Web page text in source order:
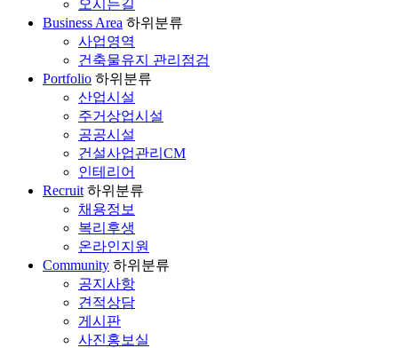
오시는길
Business Area 하위분류
사업영역
건축물유지 관리점검
Portfolio 하위분류
산업시설
주거상업시설
공공시설
건설사업관리CM
인테리어
Recruit 하위분류
채용정보
복리후생
온라인지원
Community 하위분류
공지사항
견적상담
게시판
사진홍보실